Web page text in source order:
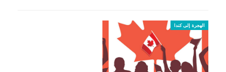
الهجرة إلى كندا